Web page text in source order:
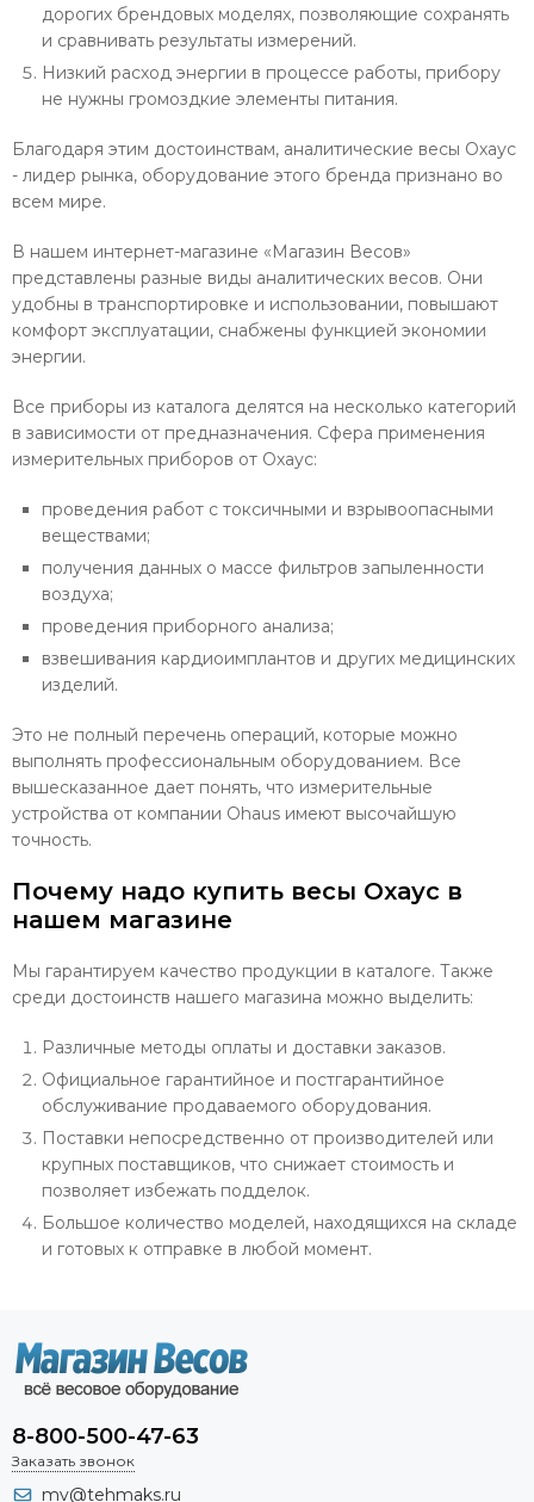
дорогих брендовых моделях, позволяющие сохранять
и сравнивать результаты измерений.
Низкий расход энергии в процессе работы, прибору
не нужны громоздкие элементы питания.
Благодаря этим достоинствам, аналитические весы Охаус
- лидер рынка, оборудование этого бренда признано во
всем мире.
В нашем интернет-магазине «Магазин Весов»
представлены разные виды аналитических весов. Они
удобны в транспортировке и использовании, повышают
комфорт эксплуатации, снабжены функцией экономии
энергии.
Все приборы из каталога делятся на несколько категорий
в зависимости от предназначения. Сфера применения
измерительных приборов от Охаус:
проведения работ с токсичными и взрывоопасными
веществами;
получения данных о массе фильтров запыленности
воздуха;
проведения приборного анализа;
взвешивания кардиоимплантов и других медицинских
изделий.
Это не полный перечень операций, которые можно
выполнять профессиональным оборудованием. Все
вышесказанное дает понять, что измерительные
устройства от компании Ohaus имеют высочайшую
точность.
Почему надо купить весы Охаус в
нашем магазине
Мы гарантируем качество продукции в каталоге. Также
среди достоинств нашего магазина можно выделить:
Различные методы оплаты и доставки заказов.
Официальное гарантийное и постгарантийное
обслуживание продаваемого оборудования.
Поставки непосредственно от производителей или
крупных поставщиков, что снижает стоимость и
позволяет избежать подделок.
Большое количество моделей, находящихся на складе
и готовых к отправке в любой момент.
8-800-500-47-63
Заказать звонок
mv@tehmaks.ru